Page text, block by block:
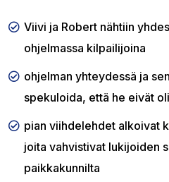
Viivi ja Robert nähtiin
ohjelmassa kilpailijoina
ohjelman yhteydessä ja
spekuloida, että he eivät
pian viihdelehdet alkoivat
joita vahvistivat lukijoiden
paikkakunnilta